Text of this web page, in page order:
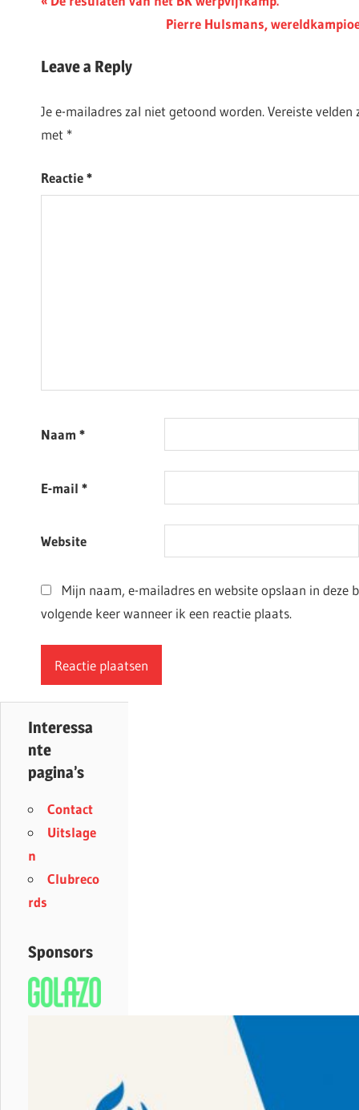
Next
Pierre Hulsmans,
Leave a Reply
Je e-mailadres zal niet getoond worden.Vereiste velden
met *
Reactie*
Naam *
E-mail *
Website
Mijn naam, e-mailadres en website opslaan in deze
volgende keer wanneer ik een reactie plaats.
Interessa
nte
pagina’s
Contact
Uitslage
n
Clubreco
rds
Sponsors